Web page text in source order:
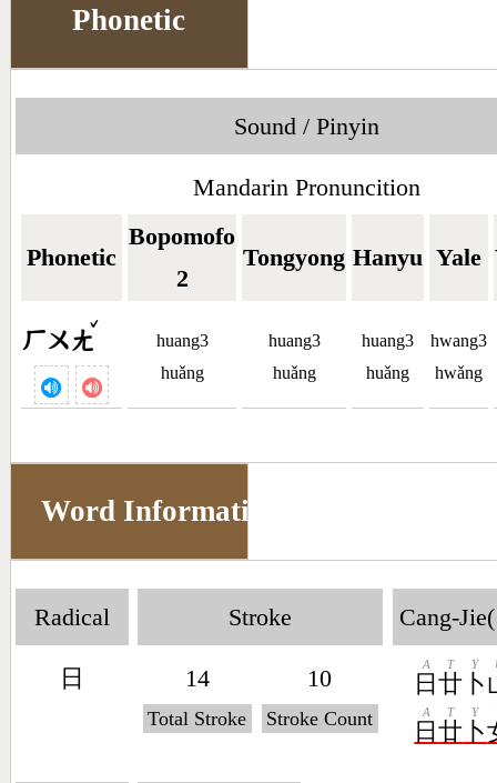
Phonetic
Sound / Pinyin
Mandarin Pronuncition
Phonetic
Bopomofo
2
Tongyong Hanyu Yale
ㄏㄨㄤ
ˇ
huang3
huǎng
huang3
huǎng
huang3
huǎng
hwang3
hwǎng
Word Information
Radical
日
Stroke
14
Total Stroke
10
Stroke Count
Cang-Jie(
日
A
廿
T
卜
Y
日
A
廿
T
卜
Y